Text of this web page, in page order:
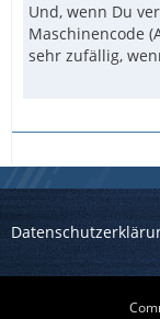
Und, wenn Du
Maschinencode
sehr zufällig,